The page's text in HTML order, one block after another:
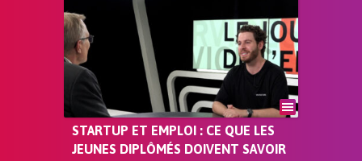
STARTUP ET EMPLOI : CE QUE LES
JEUNES DIPLÔMÉS DOIVENT SAVOIR